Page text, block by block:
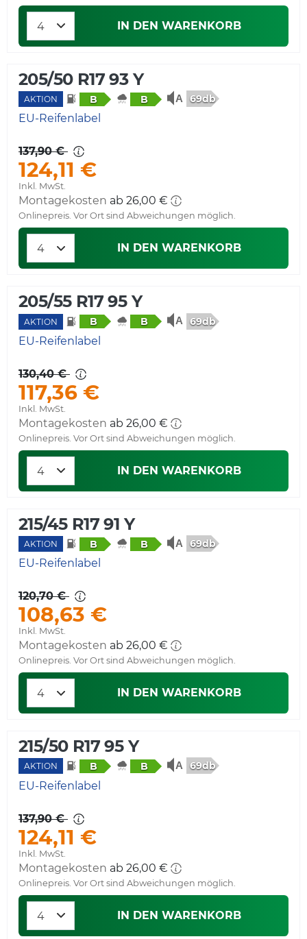
IN DEN WARENKORB
205/50 R17 93 Y
AKTION B B 69db
EU-Reifenlabel
137,90 €
124,11 €
Inkl. MwSt.
Montagekosten ab 26,00 €
Onlinepreis. Vor Ort sind Abweichungen möglich.
IN DEN WARENKORB
205/55 R17 95 Y
AKTION B B 69db
EU-Reifenlabel
130,40 €
117,36 €
Inkl. MwSt.
Montagekosten ab 26,00 €
Onlinepreis. Vor Ort sind Abweichungen möglich.
IN DEN WARENKORB
215/45 R17 91 Y
AKTION B B 69db
EU-Reifenlabel
120,70 €
108,63 €
Inkl. MwSt.
Montagekosten ab 26,00 €
Onlinepreis. Vor Ort sind Abweichungen möglich.
IN DEN WARENKORB
215/50 R17 95 Y
AKTION B B 69db
EU-Reifenlabel
137,90 €
124,11 €
Inkl. MwSt.
Montagekosten ab 26,00 €
Onlinepreis. Vor Ort sind Abweichungen möglich.
IN DEN WARENKORB